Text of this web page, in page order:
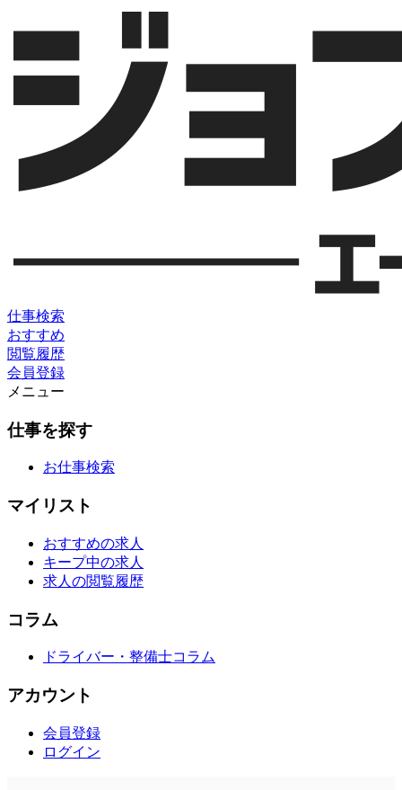
仕事検索
おすすめ
閲覧履歴
会員登録
メニュー
仕事を探す
お仕事検索
マイリスト
おすすめの求人
キープ中の求人
求人の閲覧履歴
コラム
ドライバー・整備士コラム
アカウント
会員登録
ログイン